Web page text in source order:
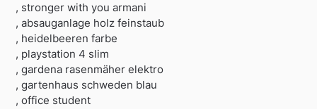
, stronger with you armani
, absauganlage holz feinstaub
, heidelbeeren farbe
, playstation 4 slim
, gardena rasenmäher elektro
, gartenhaus schweden blau
, office student